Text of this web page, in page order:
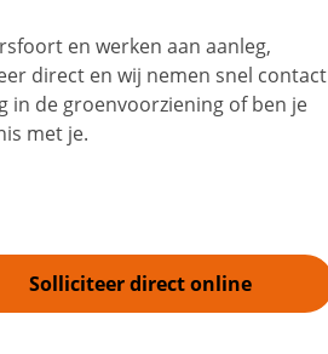
en werken aan aanleg,
direct en wij nemen snel contact
in de groenvoorziening of ben je
met je.
Solliciteer direct online